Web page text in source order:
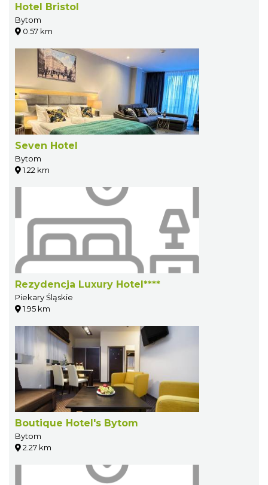
Hotel Bristol
Bytom
0.57 km
Seven Hotel
Bytom
1.22 km
Rezydencja Luxury Hotel****
Piekary Śląskie
1.95 km
Boutique Hotel's Bytom
Bytom
2.27 km